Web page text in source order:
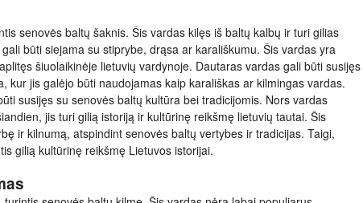
senovės baltų šaknis. Šis vardas kilęs iš baltų kalbų ir turi gilias
būti siejama su stiprybe, drąsa ar karališkumu. Šis vardas yra
šiuolaikinėje lietuvių vardynoje. Dautaras vardas gali būti susijęs
kur jis galėjo būti naudojamas kaip karališkas ar kilmingas vardas.
susijęs su senovės baltų kultūra bei tradicijomis. Nors vardas
jis turi gilią istoriją ir kultūrinę reikšmę lietuvių tautai. Šis
ir kilnumą, atspindint senovės baltų vertybes ir tradicijas. Taigi,
gilią kultūrinę reikšmę Lietuvos istorijai.